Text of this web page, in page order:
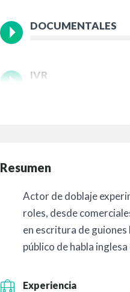
DOCUMENTALES
IVR
Resumen
Actor de doblaje
roles, desde
en escritura de
público de habla
Experiencia